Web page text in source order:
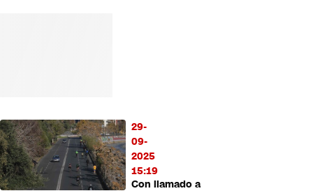
29-
09-
2025
15:19
Con llamado a